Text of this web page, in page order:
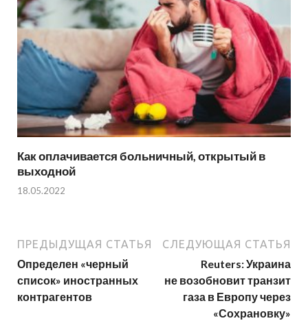
Как оплачивается больничный, открытый в
выходной
18.05.2022
ПРЕДЫДУЩАЯ СТАТЬЯ
Определен «черный
список» иностранных
контрагентов
СЛЕДУЮЩАЯ СТАТЬЯ
Reuters: Украина
не возобновит транзит
газа в Европу через
«Сохрановку»